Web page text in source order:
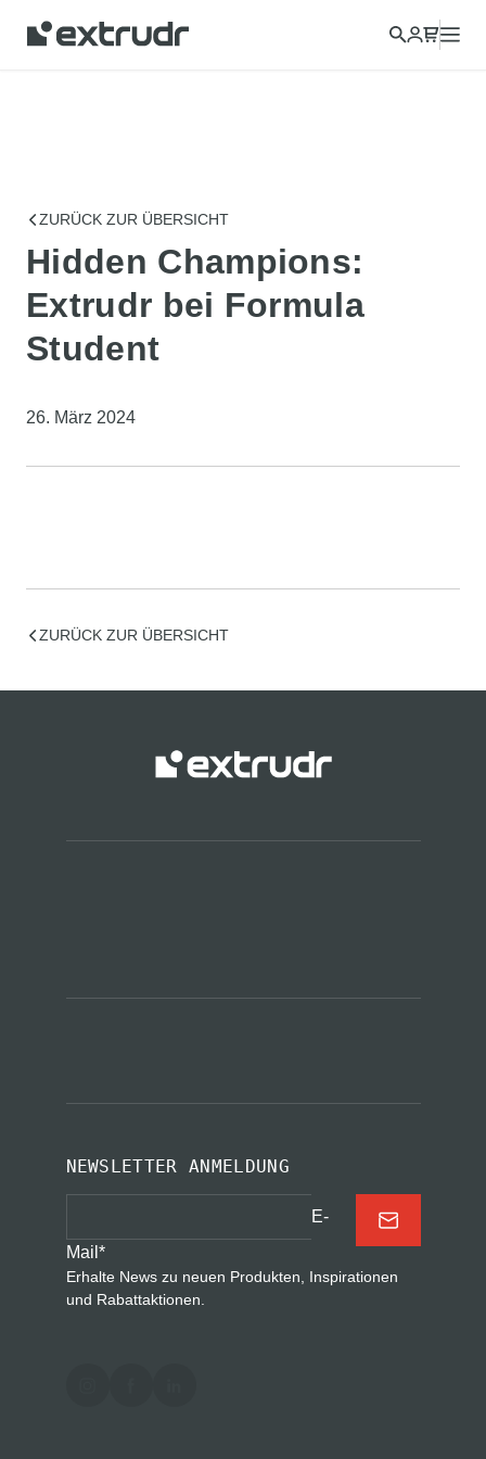
Wählen Sie ein anderes Land, um Inhalte für Ihren Standort
anzuzeigen und online einzukaufen.
ZURÜCK ZUR ÜBERSICHT
Hidden Champions:
Extrudr bei Formula
Student
26. März 2024
ZURÜCK ZUR ÜBERSICHT
NEWSLETTER ANMELDUNG
E-
Mail *
Erhalte News zu neuen Produkten, Inspirationen
und Rabattaktionen.